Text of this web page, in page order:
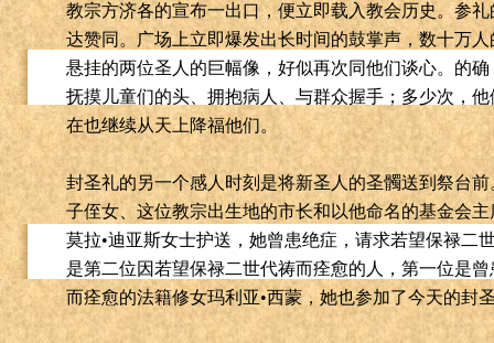
教宗方济各的宣布一出口，便立即载入教会历史。参
达赞同。广场上立即爆发出长时间的鼓掌声，数十万
悬挂的两位圣人的巨幅像，好似再次同他们谈心。的
抚摸儿童们的头、拥抱病人、与群众握手；多少次，
在也继续从天上降福他们。
封圣礼的另一个感人时刻是将新圣人的圣髑送到祭台
子侄女、这位教宗出生地的市长和以他命名的基金会
莫拉•迪亚斯女士护送，她曾患绝症，请求若望保禄二
是第二位因若望保禄二世代祷而痊愈的人，第一位是
而痊愈的法籍修女玛利亚•西蒙，她也参加了今天的封